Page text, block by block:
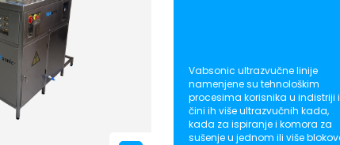
Vabsonic ultrazvučne linije
namenjene su tehnološkim
procesima korisnika u indistriji i
čini ih više ultrazvučnih kada,
kada za ispiranje i komora za
sušenje u jednom ili više